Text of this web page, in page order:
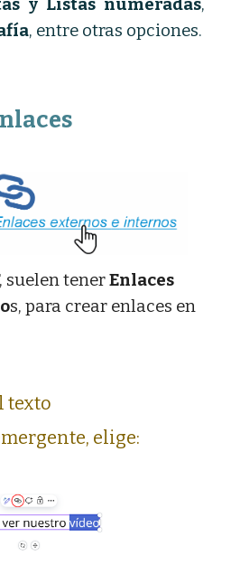
y Listas numeradas,
, entre otras opciones.
suelen tenerEnlaces
s, para crear enlaces en
texto
elige: